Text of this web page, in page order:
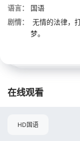
语言：
国语
剧情：
无情的法律，
梦。
在线观看
HD国语